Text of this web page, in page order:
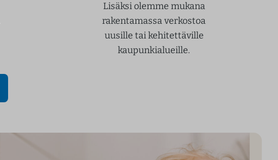
Lisäksi olemme mukana
rakentamassa verkostoa
uusille tai kehitettäville
kaupunkialueille.